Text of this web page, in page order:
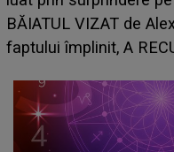
BĂIATUL VIZAT de
faptului împlinit, A